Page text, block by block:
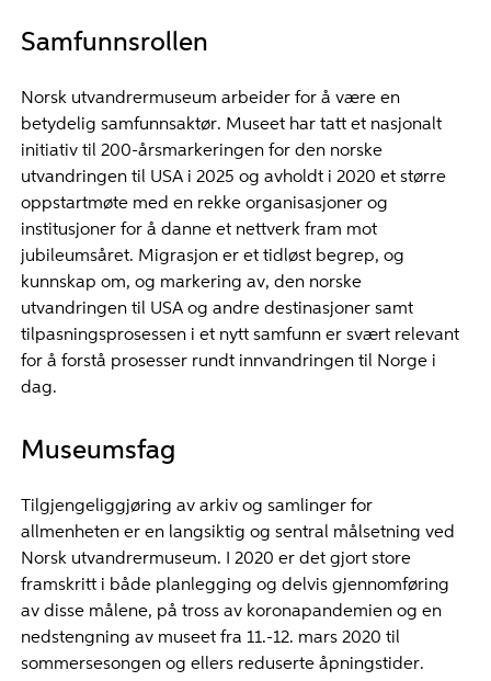
Samfunnsrollen
Norsk utvandrermuseum arbeider for å være en
betydelig samfunnsaktør. Museet har tatt et nasjonalt
initiativ til 200-årsmarkeringen for den norske
utvandringen til USA i 2025 og avholdt i 2020 et større
oppstartmøte med en rekke organisasjoner og
institusjoner for å danne et nettverk fram mot
jubileumsåret. Migrasjon er et tidløst begrep, og
kunnskap om, og markering av, den norske
utvandringen til USA og andre destinasjoner samt
tilpasningsprosessen i et nytt samfunn er svært relevant
for å forstå prosesser rundt innvandringen til Norge i
dag.
Museumsfag
Tilgjengeliggjøring av arkiv og samlinger for
allmenheten er en langsiktig og sentral målsetning ved
Norsk utvandrermuseum. I 2020 er det gjort store
framskritt i både planlegging og delvis gjennomføring
av disse målene, på tross av koronapandemien og en
nedstengning av museet fra 11.-12. mars 2020 til
sommersesongen og ellers reduserte åpningstider.